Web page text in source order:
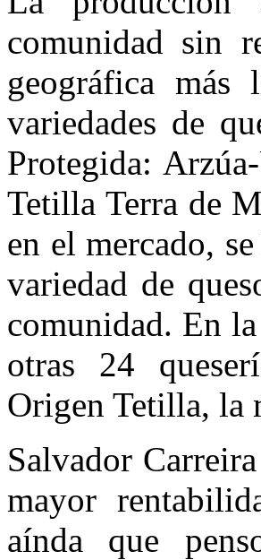
comunidad sin
geográfica
variedades de
Protegida:
Tetilla Terra de
en el mercado,
variedad de
comunidad. En
otras 24
Origen Tetilla, la
Salvador
mayor
aínda que